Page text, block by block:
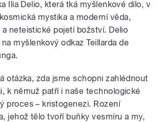
Ilia Delio, která tká myšlenkové dílo, v
mystika a moderní věda,
neteistické pojetí božství. Delio
myšlenkový odkaz Teillarda de
otázka, zda jsme schopni zahlédnout
k němuž patří i naše technologické
proces – kristogenezi. Rození
jehož tělo tvoří buňky vesmíru a my,